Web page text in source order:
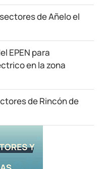
de Añelo el
EPEN para
en la zona
de Rincón de